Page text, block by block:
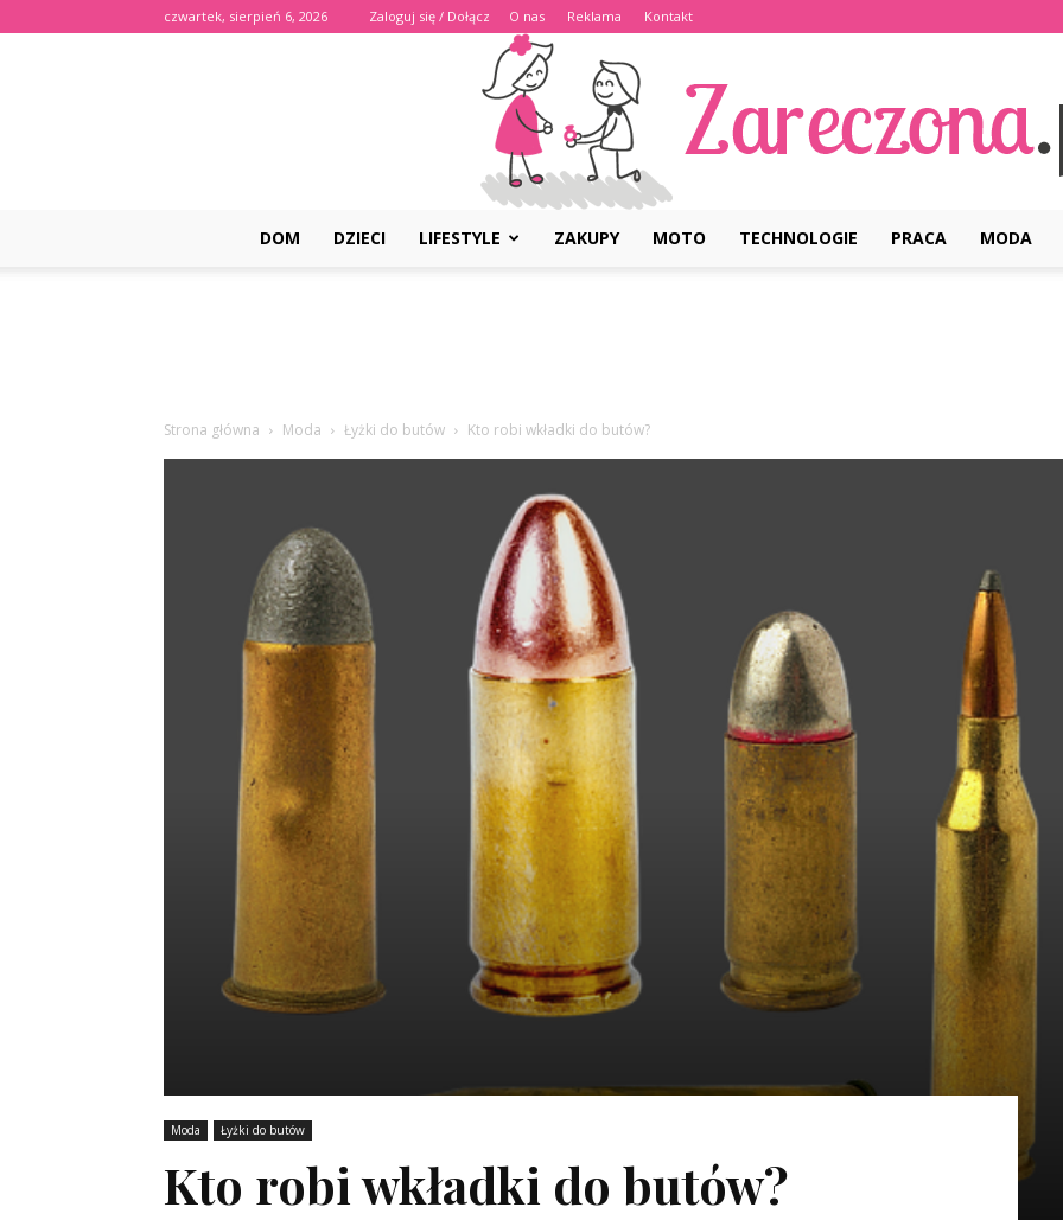
czwartek, sierpień 6, 2026 Zaloguj się / Dołącz O nas Reklama Kontakt
DOM DZIECI LIFESTYLE ZAKUPY MOTO TECHNOLOGIE PRACA MODA
Strona główna Moda Łyżki do butów Kto robi wkładki do butów?
Moda Łyżki do butów
Kto robi wkładki do butów?